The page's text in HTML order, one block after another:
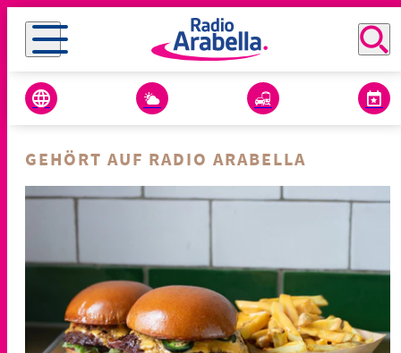
GEHÖRT AUF RADIO ARABELLA